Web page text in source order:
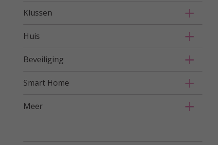
Klussen
Huis
Beveiliging
Smart Home
Meer